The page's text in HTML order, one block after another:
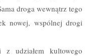
droga wewnątrz tego
nowej, wspólnej drogi
z udziałem kultowego